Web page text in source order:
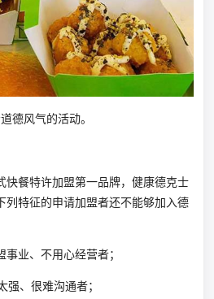
德风气的活动。
快餐特许加盟第一品牌，健康德克士
列特征的申请加盟者还不能够加入德
事业、不用心经营者；
强、很难沟通者；